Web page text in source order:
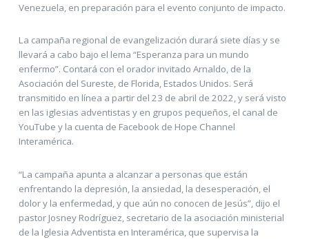
Venezuela, en preparación para el evento conjunto de impacto.
La campaña regional de evangelización durará siete días y se
llevará a cabo bajo el lema “Esperanza para un mundo
enfermo”. Contará con el orador invitado Arnaldo, de la
Asociación del Sureste, de Florida, Estados Unidos. Será
transmitido en línea a partir del 23 de abril de 2022, y será visto
en las iglesias adventistas y en grupos pequeños, el canal de
YouTube y la cuenta de Facebook de Hope Channel
Interamérica.
“La campaña apunta a alcanzar a personas que están
enfrentando la depresión, la ansiedad, la desesperación, el
dolor y la enfermedad, y que aún no conocen de Jesús”, dijo el
pastor Josney Rodríguez, secretario de la asociación ministerial
de la Iglesia Adventista en Interamérica, que supervisa la